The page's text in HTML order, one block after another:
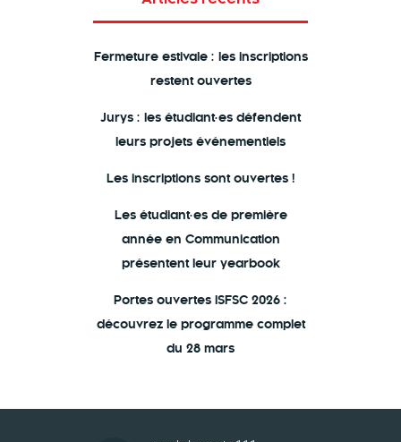
Fermeture estivale : les inscriptions
restent ouvertes
Jurys : les étudiant·es défendent
leurs projets événementiels
Les inscriptions sont ouvertes !
Les étudiant·es de première
année en Communication
présentent leur yearbook
Portes ouvertes ISFSC 2026 :
découvrez le programme complet
du 28 mars